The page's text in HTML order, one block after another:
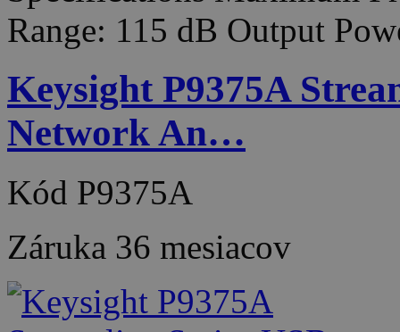
Range: 115 dB Output
Keysight P9375A
Network An…
Kód P9375A
Záruka 36 mesiacov